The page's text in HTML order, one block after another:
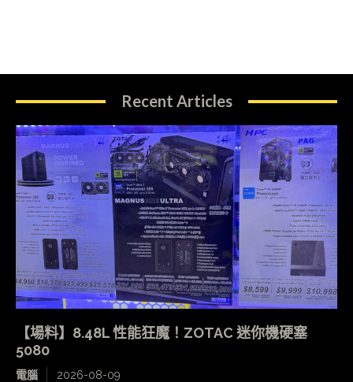
Recent Articles
【場料】8.48L 性能狂魔！ZOTAC 迷你機硬塞
5080
電腦 2026-08-09